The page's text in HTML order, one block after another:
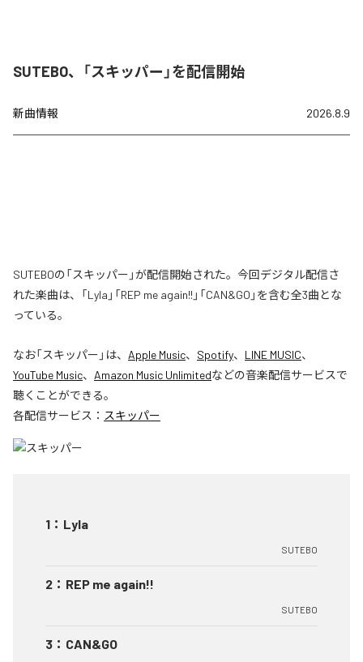
SUTEBO、「スキッパー」を配信開始
新曲情報 2026.8.9
SUTEBOの「スキッパー」が配信開始された。今回デジタル配信さ
れた楽曲は、「Lyla」「REP me again!!」「CAN&GO」を含む全3曲とな
っている。
なお「スキッパー 」は、 Apple Music、 Spotify、 LINE MUSIC、
YouTube Music、 Amazon Music Unlimitedなどの音楽配信サービスで
聴くことができる。
各配信サービス： スキッパー
1 ： Lyla
SUTEBO
2 ： REP me again!!
SUTEBO
3 ： CAN&GO